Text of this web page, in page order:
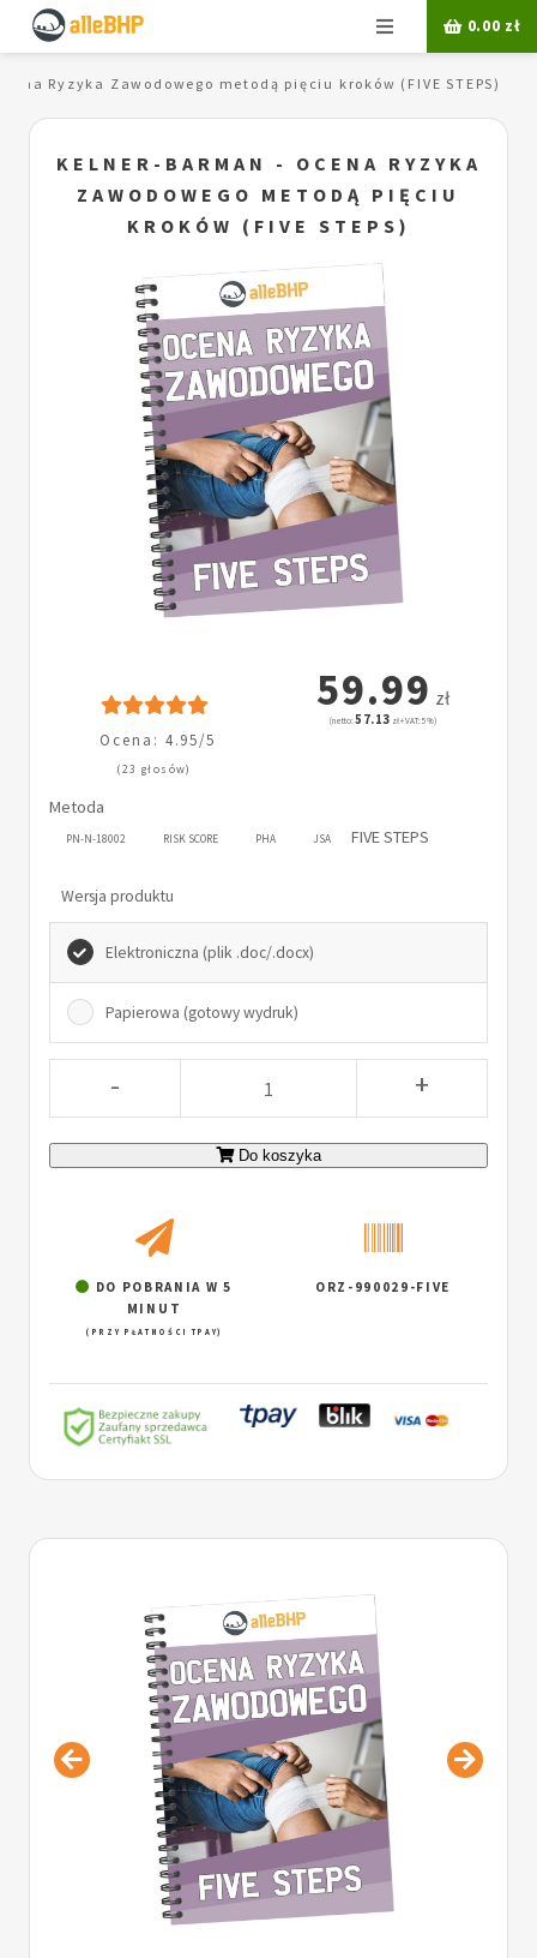
Menu 0.00 zł
Ryzyka Zawodowego metodą pięciu kroków (FIVE STEPS)
KELNER-BARMAN - OCENA RYZYKA
ZAWODOWEGO METODĄ PIĘCIU
KROKÓW (FIVE STEPS)
Ocena: 4.95/5
(23 głosów)
59.99 zł
(netto:57.13 zł + VAT: 5%)
Metoda
PN-N-18002 RISK SCORE PHA JSA FIVE STEPS
Wersja produktu
Elektroniczna (plik .doc/.docx)
Papierowa (gotowy wydruk)
- +
Do koszyka
DO POBRANIA W 5
MINUT
(PRZY PŁATNOŚCI TPAY)
ORZ-990029-FIVE